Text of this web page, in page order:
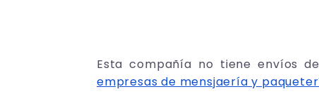
Esta compañía no tiene envíos
empresas de mensjaería y